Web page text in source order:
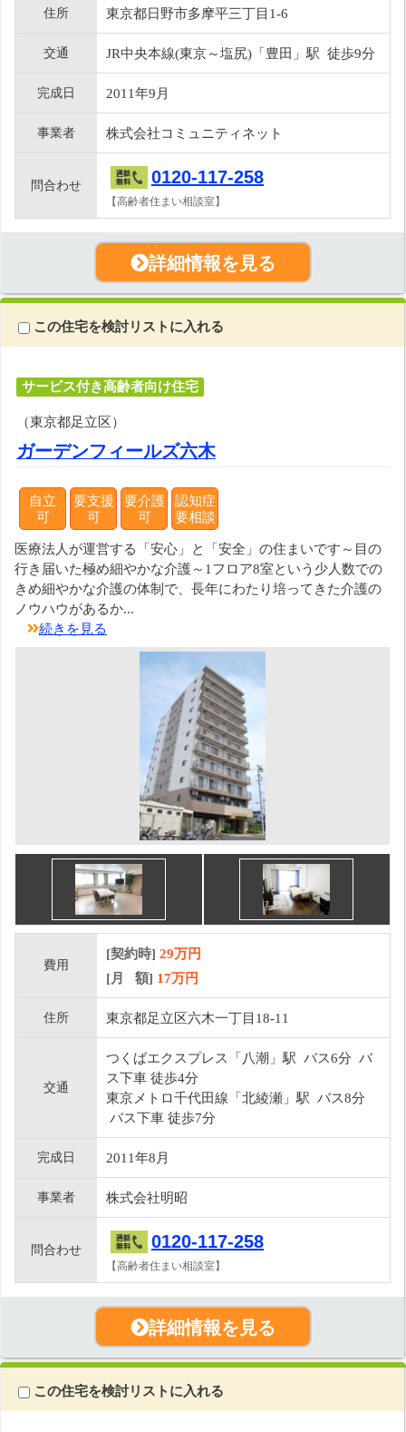
住所 東京都日野市多摩平三丁目1-6
交通 JR中央本線(東京～塩尻)「豊田」駅 徒歩9分
完成日 2011年9月
事業者 株式会社コミュニティネット
問合わせ 0120-117-258
【高齢者住まい相談室】
詳細情報を見る
この住宅を検討リストに入れる
サービス付き高齢者向け住宅
（東京都足立区）
ガーデンフィールズ六木
自立
可
要支援
可
要介護
可
認知症
要相談
医療法人が運営する「安心」と「安全」の住まいです～目の
行き届いた極め細やかな介護～1フロア8室という少人数での
きめ細やかな介護の体制で、長年にわたり培ってきた介護の
ノウハウがあるか...
続きを見る
費用
[契約時] 29万円
[月 額] 17万円
住所 東京都足立区六木一丁目18-11
交通
つくばエクスプレス「八潮」駅 バス6分 バ
ス下車 徒歩4分
東京メトロ千代田線「北綾瀬」駅 バス8分
バス下車 徒歩7分
完成日 2011年8月
事業者 株式会社明昭
問合わせ 0120-117-258
【高齢者住まい相談室】
詳細情報を見る
この住宅を検討リストに入れる